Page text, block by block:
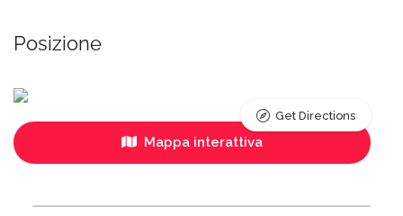
Posizione
Mappa interattiva
Get Directions